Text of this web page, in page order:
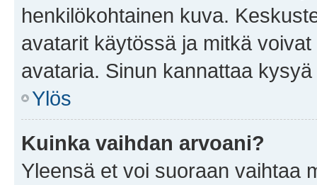
henkilökohtainen kuva.
avatarit käytössä ja mitkä
avataria. Sinun kannattaa
Ylös
Kuinka vaihdan arvoani?
Yleensä et voi suoraan vaihtaa